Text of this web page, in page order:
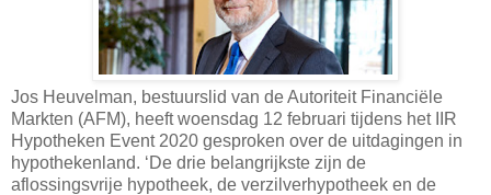
Jos Heuvelman, bestuurslid van de Autoriteit Financiële
Markten (AFM), heeft woensdag 12 februari tijdens het IIR
Hypotheken Event 2020 gesproken over de uitdagingen in
hypothekenland. ‘De drie belangrijkste zijn de
aflossingsvrije hypotheek, de verzilverhypotheek en de